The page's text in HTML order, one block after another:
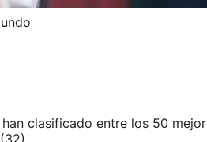
clasificado entre los 50